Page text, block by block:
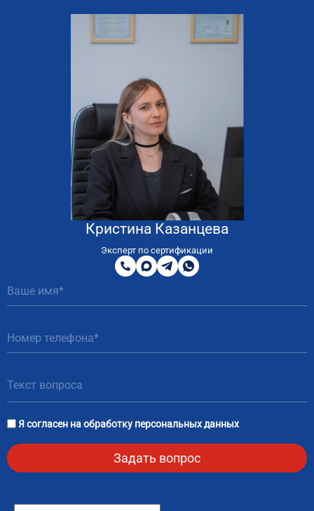
Кристина Казанцева
Эксперт по сертификации
8
800
200
51
MAXTelegram
WhatsApp
Я согласен наобработку персональных данных